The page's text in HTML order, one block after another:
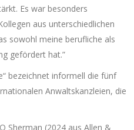
Es war besonders
aus unterschiedlichen
sowohl meine berufliche als
gefördert hat.”
bezeichnet informell die fünf
Anwaltskanzleien, die
Sherman (2024 aus Allen &